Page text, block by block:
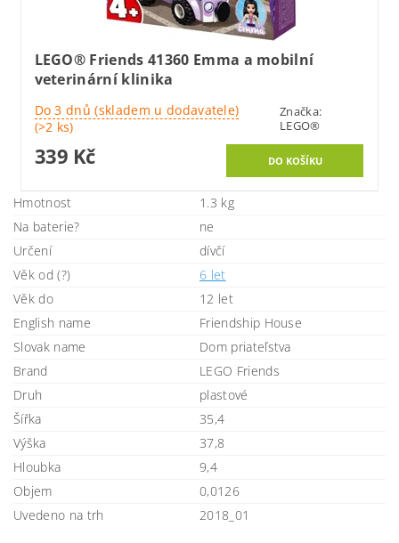
LEGO® Friends 41360 Emma a mobilní
veterinární klinika
Do 3 dnů (skladem u dodavatele)
(>2 ks)
Značka:
LEGO®
339 Kč
Hmotnost
1.3 kg
Na baterie?
ne
Určení
dívčí
Věk od (?)
6 let
Věk do
12 let
English name
Friendship House
Slovak name
Dom priateľstva
Brand
LEGO Friends
Druh
plastové
Šířka
35,4
Výška
37,8
Hloubka
9,4
Objem
0,0126
Uvedeno na trh
2018_01